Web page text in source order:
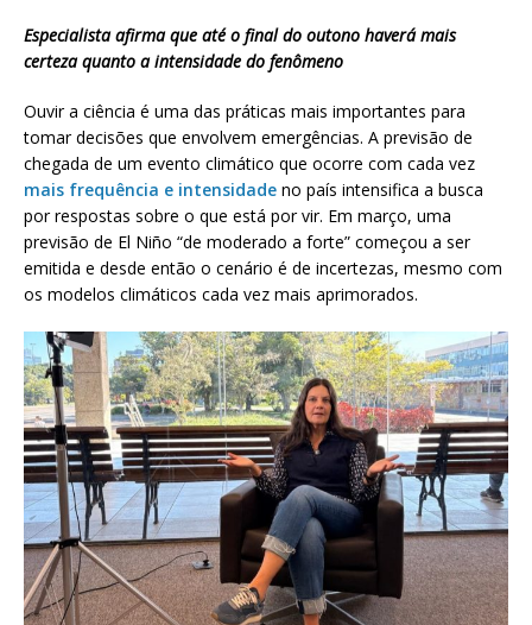
Especialista afirma que até o final do outono haverá mais
certeza quanto a intensidade do fenômeno
Ouvir a ciência é uma das práticas mais importantes para
tomar decisões que envolvem emergências. A previsão de
chegada de um evento climático que ocorre com cada vez
mais frequência e intensidade no país intensifica a busca
por respostas sobre o que está por vir. Em março, uma
previsão de El Niño “de moderado a forte” começou a ser
emitida e desde então o cenário é de incertezas, mesmo com
os modelos climáticos cada vez mais aprimorados.